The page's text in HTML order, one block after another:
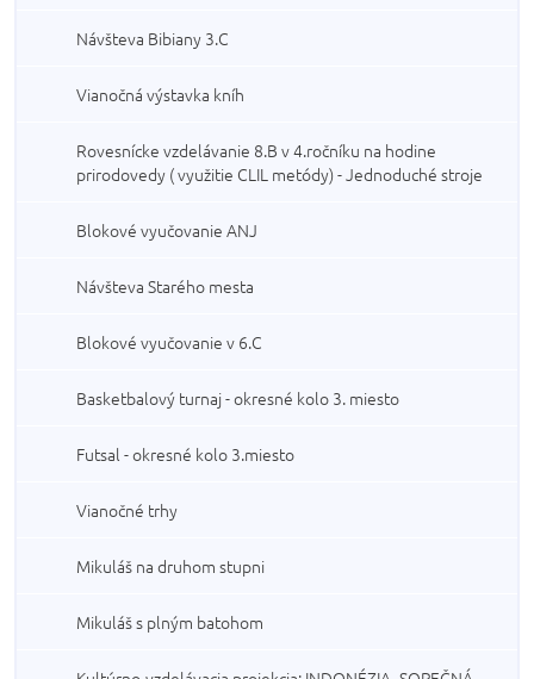
Návšteva Bibiany 3.C
Vianočná výstavka kníh
Rovesnícke vzdelávanie 8.B v 4.ročníku na hodine
prirodovedy ( využitie CLIL metódy) - Jednoduché stroje
Blokové vyučovanie ANJ
Návšteva Starého mesta
Blokové vyučovanie v 6.C
Basketbalový turnaj - okresné kolo 3. miesto
Futsal - okresné kolo 3.miesto
Vianočné trhy
Mikuláš na druhom stupni
Mikuláš s plným batohom